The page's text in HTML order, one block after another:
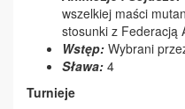
wszelkiej maści
stosunki z Federacją
Wstęp: Wybrani
Sława: 4
Turnieje